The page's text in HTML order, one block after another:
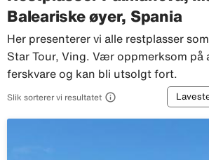
Baleariske øyer, Spania
Her presenterer vi alle restplasser
Star Tour, Ving. Vær oppmerksom på
ferskvare og kan bli utsolgt fort.
Slik sorterer vi resultatet  Sortering